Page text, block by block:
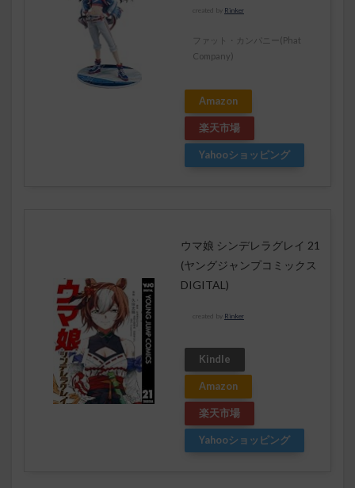
created by Rinker
ファット・カンパニー(Phat
Company)
Amazon
楽天市場
Yahooショッピング
ウマ娘 シンデレラグレイ 21
(ヤングジャンプコミックス
DIGITAL)
created by Rinker
Kindle
Amazon
楽天市場
Yahooショッピング